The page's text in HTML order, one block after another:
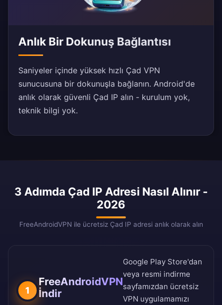
Anlık Bir Dokunuş Bağlantısı
Saniyeler içinde yüksek hızlı Çad VPN
sunucusuna bir dokunuşla bağlanın. Android'de
anlık olarak güvenli Çad IP alın - kurulum yok,
teknik bilgi yok.
3 Adımda Çad IP Adresi Nasıl Alınır -
2026
FreeAndroidVPN ile ücretsiz Çad IP adresi anlık olarak alın
1
FreeAndroidVPN
İndir
Google Play Store'dan
veya resmi indirme
sayfamızdan ücretsiz
VPN uygulamamızı